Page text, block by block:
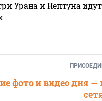
Урана и Нептуна
фото и видео дня